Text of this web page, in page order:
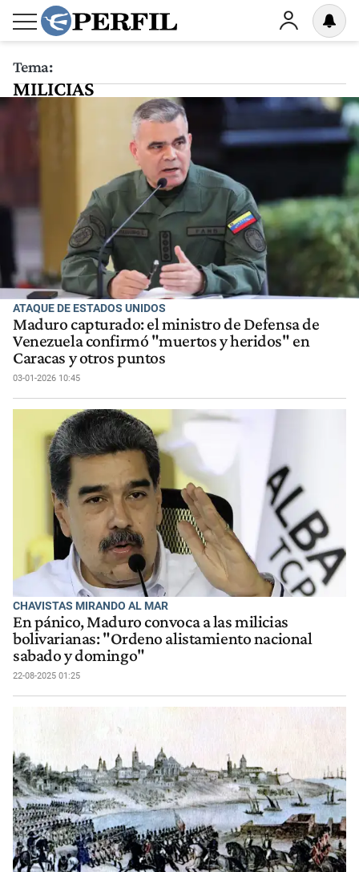
Tema:
MILICIAS
ATAQUE DE ESTADOS UNIDOS
Maduro capturado: el ministro de Defensa de
Venezuela confirmó "muertos y heridos" en
Caracas y otros puntos
03-01-2026 10:45
CHAVISTAS MIRANDO AL MAR
En pánico, Maduro convoca a las milicias
bolivarianas: "Ordeno alistamiento nacional
sabado y domingo"
22-08-2025 01:25